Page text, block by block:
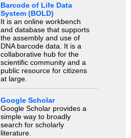
Barcode of Life Data
System (BOLD)
It is an online workbench
and database that supports
the assembly and use of
DNA barcode data. It is a
collaborative hub for the
scientific community and a
public resource for citizens
at large.
Google Scholar
Google Scholar provides a
simple way to broadly
search for scholarly
literature.